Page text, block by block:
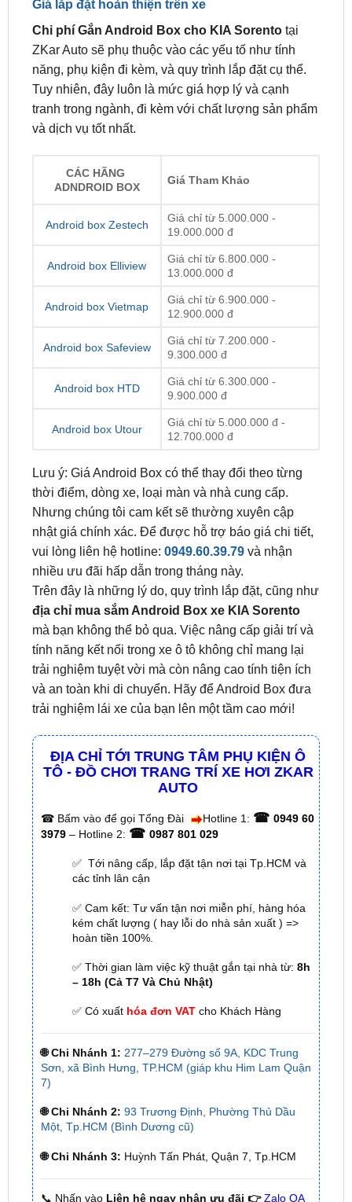
ZKar Auto sẽ phụ thuộc vào các yếu tố như tính
năng, phụ kiện đi kèm, và quy trình lắp đặt cụ thể.
Tuy nhiên, đây luôn là mức giá hợp lý và cạnh
tranh trong ngành, đi kèm với chất lượng sản phẩm
và dịch vụ tốt nhất.
CÁC HÃNG
Android box Zestech
Giá chỉ từ 5.000.000 -
Android box Elliview
Giá chỉ từ 6.800.000 -
13.000.000 đ
Android box Vietmap
Giá chỉ từ 6.900.000 -
12.900.000 đ
Android box Safeview
Giá chỉ từ 7.200.000 -
9.300.000 đ
Android box HTD
Giá chỉ từ 6.300.000 -
9.900.000 đ
Android box Utour
Giá chỉ từ 5.000.000 đ -
12.700.000 đ
Lưu ý: Giá Android Box có thể thay đổi theo từng
Nhưng chúng tôi cam kết sẽ thường xuyên cập
nhật giá chính xác. Để được hỗ trợ báo giá chi tiết,
vui lòng liên hệ hotline:0949.60.39.79 và nhận
nhiều ưu đãi hấp dẫn trong tháng này.
Trên đây là những lý do, quy trình lắp đặt, cũng như
địa chỉ mua sắm Android Box xe KIA Sorento
mà bạn không thể bỏ qua. Việc nâng cấp giải trí và
tính năng kết nối trong xe ô tô không chỉ mang lại
trải nghiệm tuyệt vời mà còn nâng cao tính tiện ích
và an toàn khi di chuyển. Hãy để Android Box đưa
trải nghiệm lái xe của bạn lên một tầm cao mới!
ĐỊA CHỈ TỚI TRUNG TÂM PHỤ KIỆN Ô
TÔ - ĐỒ CHƠI TRANG TRÍ XE HƠI ZKAR
☎Bấm vào để gọi Tổng Đài Hotline 1:☎ 0949 60
0987 801 029
✅ Tới nâng cấp, lắp đặt tận nơi tại Tp.HCM và
các tỉnh lân cận
✅ Cam kết: Tư vấn tận nơi miễn phí, hàng hóa
kém chất lượng ( hay lỗi do nhà sản xuất ) =>
✅ Thời gian làm việc kỹ thuật gắn tại nhà từ:8h
– 18h (Cả T7 Và Chủ Nhật)
✅ Có xuấthóa đơn VATcho Khách Hàng
🌐 Chi Nhánh 1: 277–279 Đường số 9A, KDC Trung
🌐 Chi Nhánh 2: 93 Trương Định, Phường Thủ Dầu
Một, Tp.HCM (Bình Dương cũ)
🌐 Chi Nhánh 3: Huỳnh Tấn Phát, Quận 7, Tp.HCM
📞 Nhấn vàoLiên hệ ngay nhận ưu đãi 👉 Zalo OA